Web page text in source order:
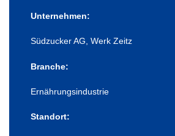
Unternehmen:
Südzucker AG, Werk Zeitz
Branche:
Ernährungsindustrie
Standort: